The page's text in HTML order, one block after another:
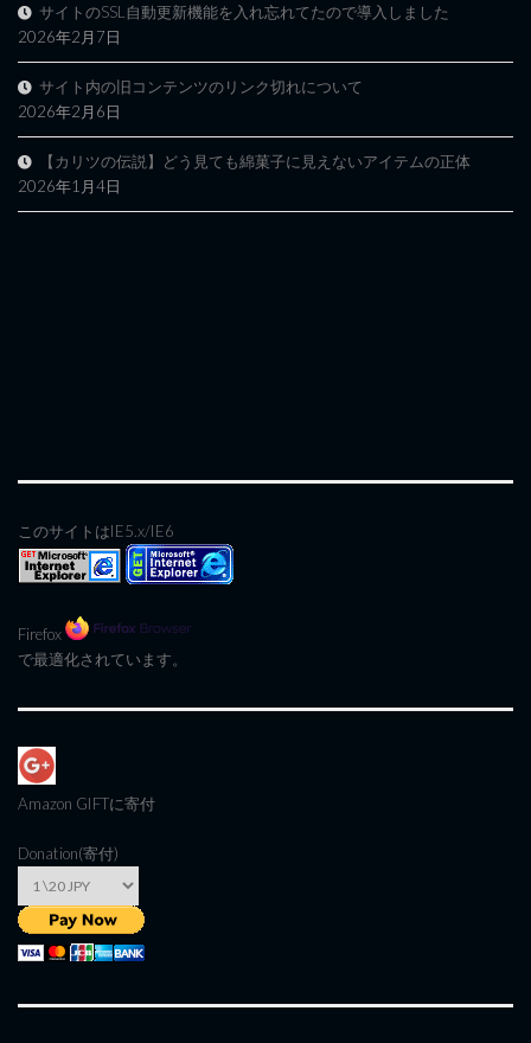
サイトのSSL自動更新機能を入れ忘れてたので導入しました
2026年2月7日
サイト内の旧コンテンツのリンク切れについて
2026年2月6日
【カリツの伝説】どう見ても綿菓子に見えないアイテムの正体
2026年1月4日
このサイトはIE5.x/IE6
Firefox
で最適化されています。
Amazon GIFTに寄付
Donation(寄付)